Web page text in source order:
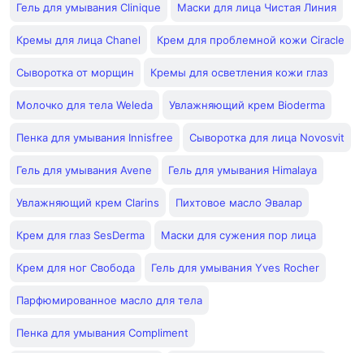
Гель для умывания Clinique Маски для лица Чистая Линия
Кремы для лица Chanel Крем для проблемной кожи Ciracle
Сыворотка от морщин Кремы для осветления кожи глаз
Молочко для тела Weleda Увлажняющий крем Bioderma
Пенка для умывания Innisfree Сыворотка для лица Novosvit
Гель для умывания Avene Гель для умывания Himalaya
Увлажняющий крем Clarins Пихтовое масло Эвалар
Крем для глаз SesDerma Маски для сужения пор лица
Крем для ног Свобода Гель для умывания Yves Rocher
Парфюмированное масло для тела
Пенка для умывания Compliment